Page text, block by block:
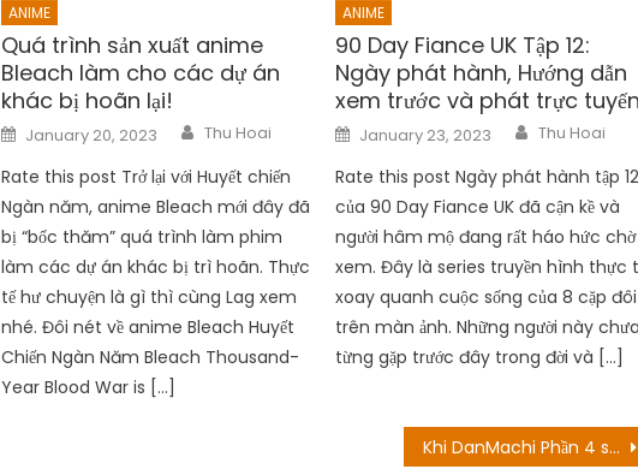
ANIME
Quá trình sản xuất anime
Bleach làm cho các dự án
khác bị hoãn lại!
Posted
on
January 20, 2023 Author
Thu Hoai
Rate this post Trở lại với Huyết chiến
Ngàn năm, anime Bleach mới đây đã
bị “bốc thăm” quá trình làm phim
làm các dự án khác bị trì hoãn. Thực
tế hư chuyện là gì thì cùng Lag xem
nhé. Đôi nét về anime Bleach Huyết
Chiến Ngàn Năm Bleach Thousand-
Year Blood War is […]
ANIME
90 Day Fiance UK Tập 12:
Ngày phát hành, Hướng dẫn
xem trước và phát trực tuyến
Posted
on
January 23, 2023 Author
Thu Hoai
Rate this post Ngày phát hành tập 12
của 90 Day Fiance UK đã cận kề và
người hâm mộ đang rất háo hức chờ
xem. Đây là series truyền hình thực
xoay quanh cuộc sống của 8 cặp đôi
trên màn ảnh. Những người này chưa
từng gặp trước đây trong đời và […]
Khi DanMachi Phần 4 sẽ được sinh sản? Mọi thứ chúng tôi biết!